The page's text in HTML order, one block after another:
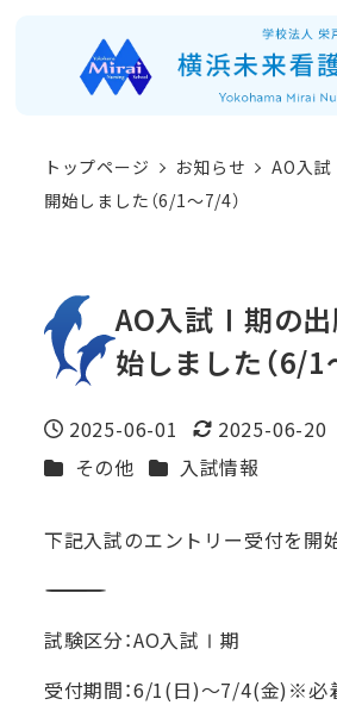
トップページ お知らせ
AO入
開始しました（6/1～7/4）
AO入試Ⅰ期の出
始しました（6/1
投稿日
2025-06-01
更新日
2025-06-20
カテゴリー
その他 カテゴリー
入試情報
下記入試のエントリー受付を開
―――――――――――――――――――――――
試験区分：AO入試Ⅰ期
受付期間：6/1(日)～7/4(金)※必